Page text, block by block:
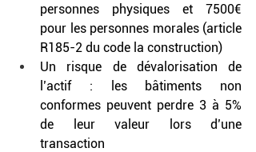
personnes physiques et 7500€
pour les personnes morales (article
R185-2 du code la construction)
Un risque de dévalorisation de
l’actif : les bâtiments non
conformes peuvent perdre 3 à 5%
de leur valeur lors d’une
transaction